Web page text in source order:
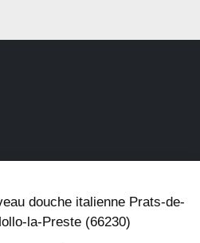
douche italienne Prats-de-
la-Preste (66230)